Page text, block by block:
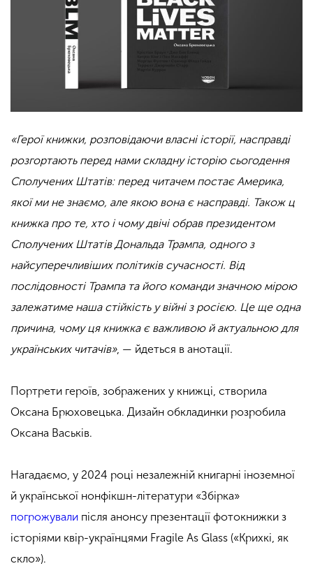
«Герої книжки, розповідаючи власні історії, насправді
розгортають перед нами складну історію сьогодення
Сполучених Штатів: перед читачем постає Америка,
якої ми не знаємо, але якою вона є насправді. Також ц
книжка про те, хто і чому двічі обрав президентом
Сполучених Штатів Дональда Трампа, одного з
найсуперечливіших політиків сучасності. Від
послідовності Трампа та його команди значною мірою
залежатиме наша стійкість у війні з росією. Це ще одна
причина, чому ця книжка є важливою й актуальною для
українських читачів», — йдеться в анотації.
Портрети героїв, зображених у книжці, створила
Оксана Брюховецька. Дизайн обкладинки розробила
Оксана Васьків.
Нагадаємо, у 2024 році незалежній книгарні іноземної
й української нонфікшн-літератури «Збірка»
погрожували після анонсу презентації фотокнижки з
історіями квір-українцями Fragile As Glass («Крихкі, як
скло»).